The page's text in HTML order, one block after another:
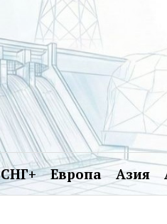
СНГ+ Европа Азия